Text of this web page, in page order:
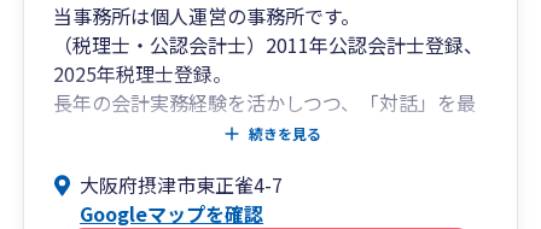
当事務所は個人運営の事務所です。
（税理士・公認会計士）2011年公認会計士登録、
2025年税理士登録。
長年の会計実務経験を活かしつつ、「対話」を最
重視するスタイルで活動中。専門用語を使わず、
営・生活をサポートします。
続きを見る
大阪府摂津市東正雀4-7
Googleマップを確認